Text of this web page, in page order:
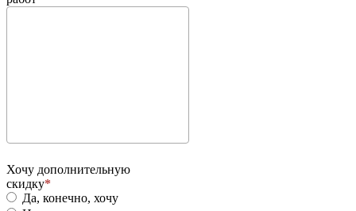
Хочу дополнительную
скидку
Да, конечно, хочу